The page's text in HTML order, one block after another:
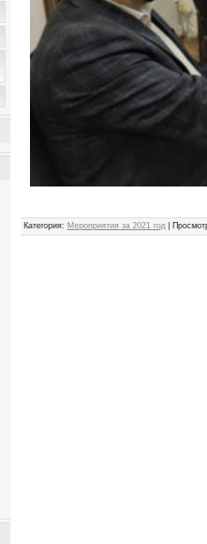
Категория: Мероприятия за 2021 год